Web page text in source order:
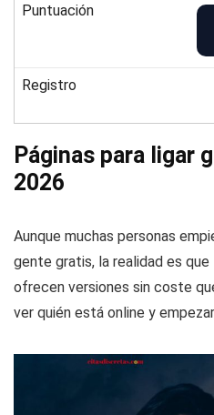
Puntuación
Registro
Páginas para ligar
2026
Aunque muchas personas
gente gratis, la realidad es
ofrecen versiones sin coste
ver quién está online y